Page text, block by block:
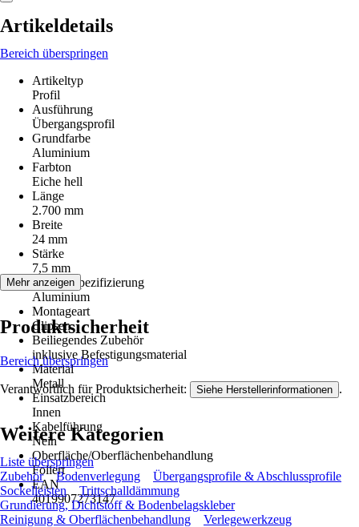
Artikeldetails
Bereich überspringen
Artikeltyp
Profil
Ausführung
Übergangsprofil
Grundfarbe
Aluminium
Farbton
Eiche hell
Länge
2.700 mm
Breite
24 mm
Stärke
7,5 mm
Materialspezifizierung
Aluminium
Montageart
Clipsen
Beiliegendes Zubehör
inklusive Befestigungsmaterial
Material
Metall
Einsatzbereich
Innen
Kabelführung
Nein
Oberfläche/Oberflächenbehandlung
Foliert
EAN
4019907273147
Mehr anzeigen
Produktsicherheit
Bereich überspringen
Verantwortlich für Produktsicherheit: Siehe Herstellerinformationen .
Weitere Kategorien
Liste überspringen
Zubehör
Bodenverlegung
Übergangsprofile & Abschlussprofile
Sockelleisten
Trittschalldämmung
Grundierung, Dichtstoff & Bodenbelagskleber
Reinigung & Oberflächenbehandlung
Verlegewerkzeug